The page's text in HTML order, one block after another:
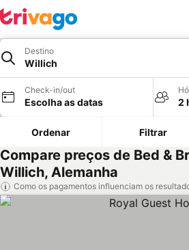
Destino
Willich
Check-in/out
Escolha as datas 2
Ordenar Filtrar
Compare preços de Bed &
Willich, Alemanha
Como os pagamentos influenciam os